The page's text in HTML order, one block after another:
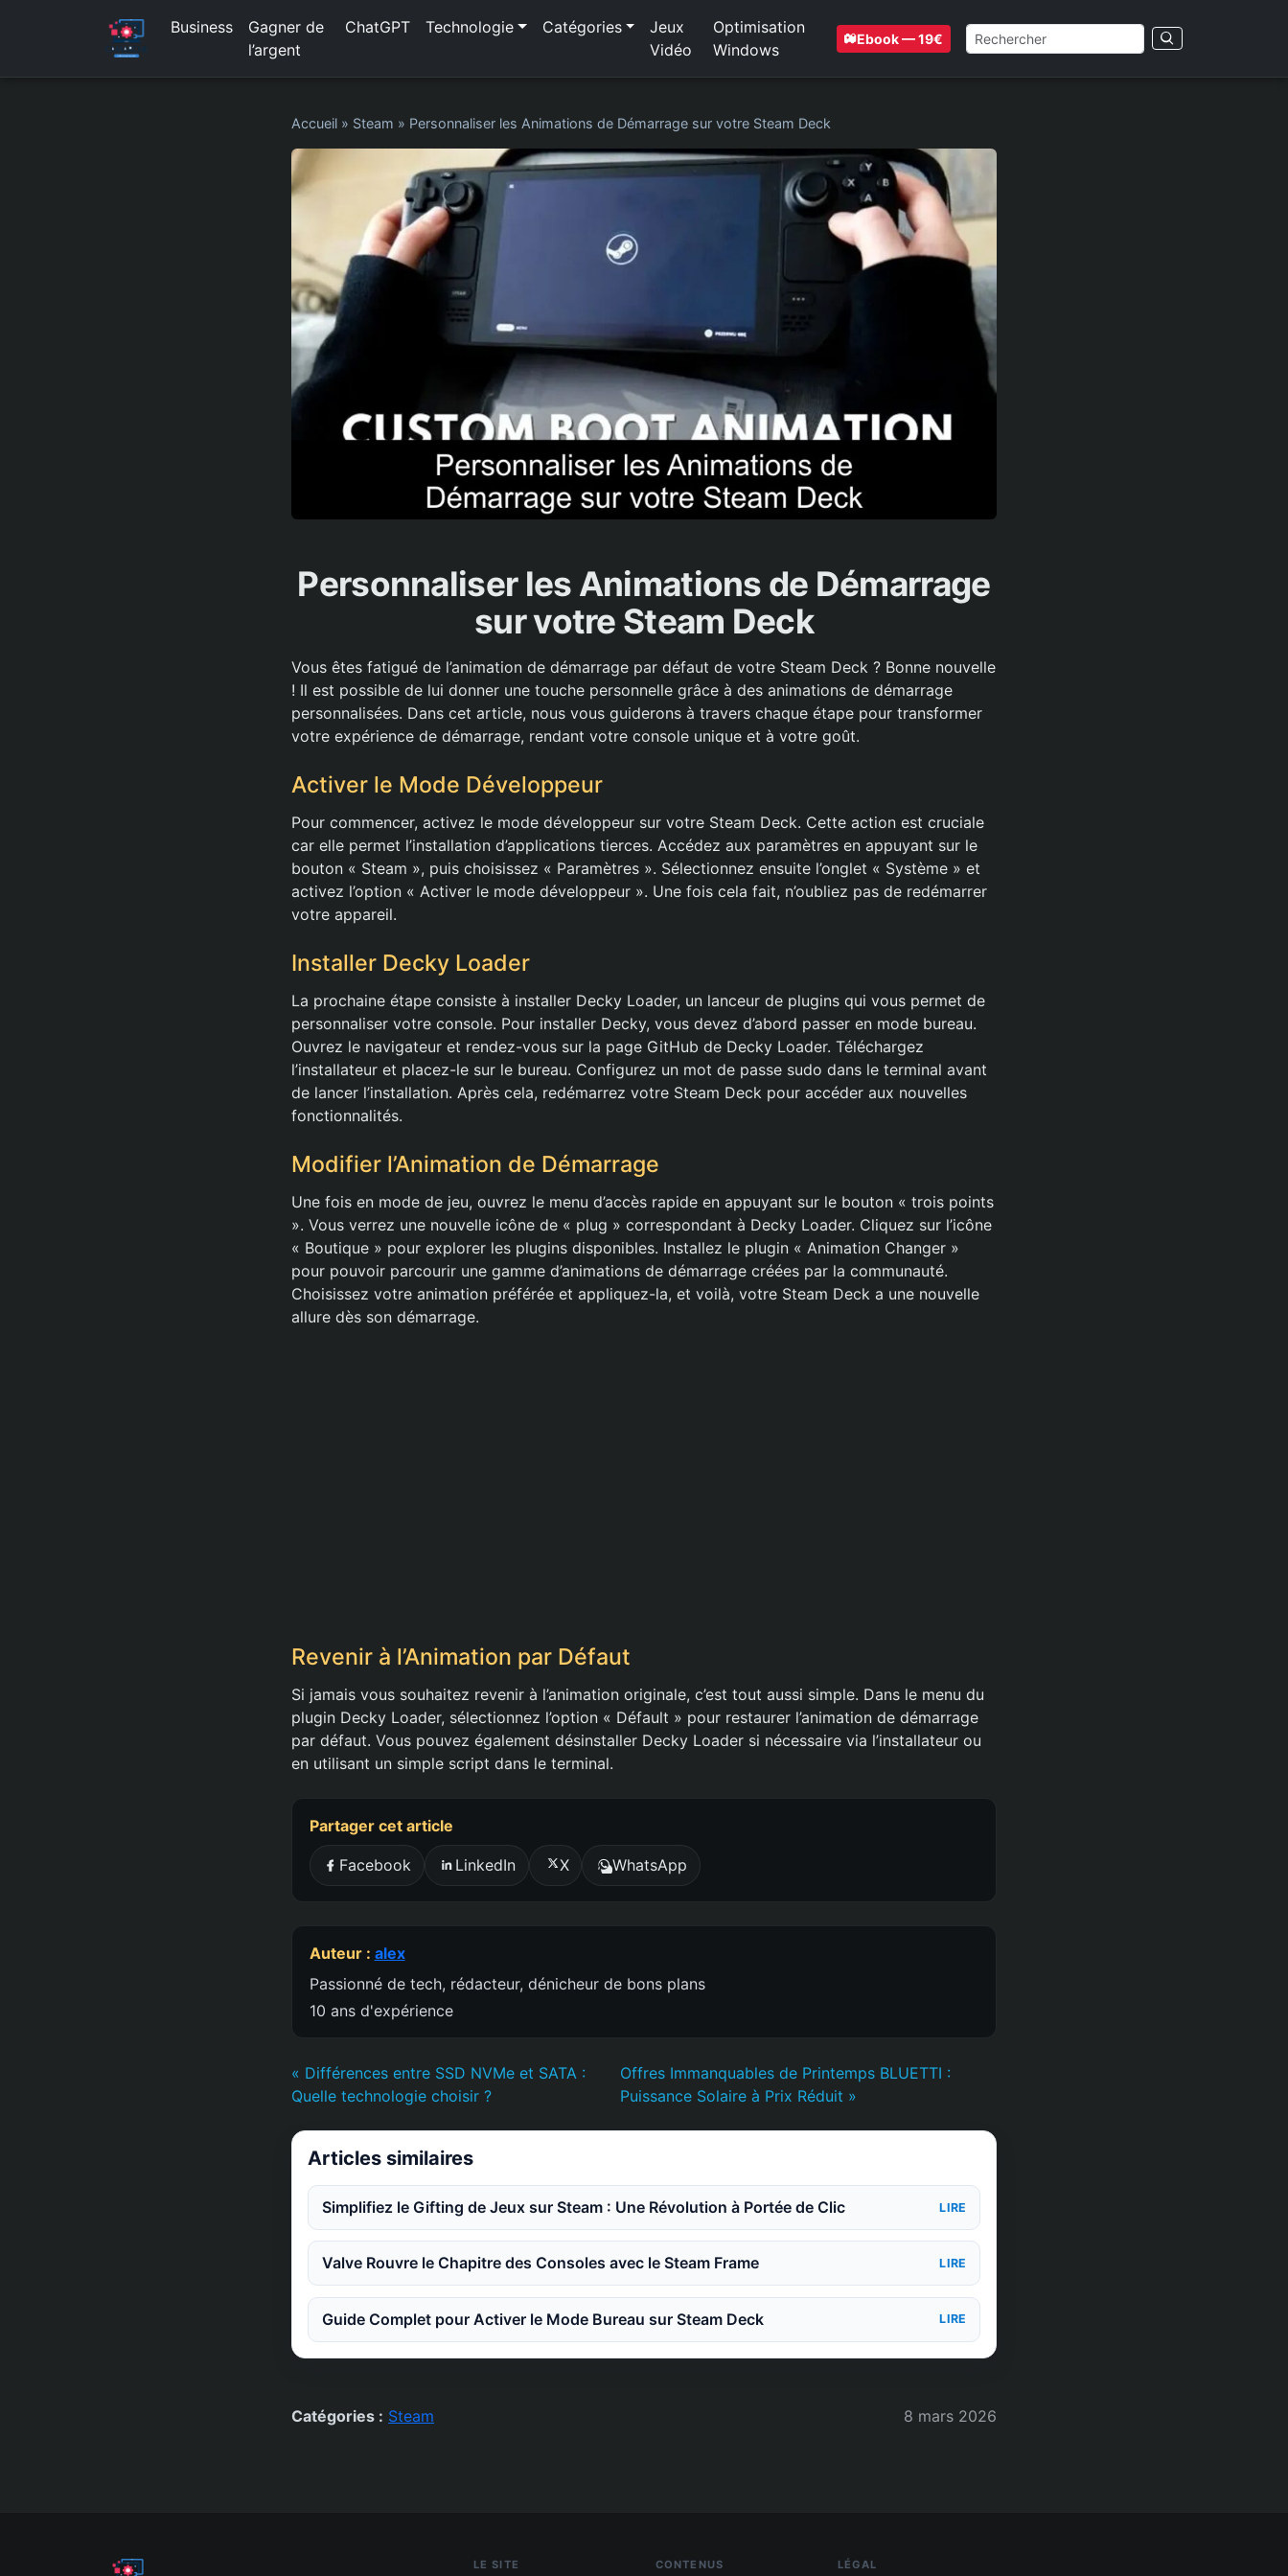
Business
Gagner de
l’argent
ChatGPT Technologie Catégories
Jeux
Vidéo
Optimisation
Windows
Ebook — 19€
Accueil » Steam » Personnaliser les Animations de Démarrage sur votre Steam Deck
Personnaliser les Animations de Démarrage
sur votre Steam Deck
Vous êtes fatigué de l’animation de démarrage par défaut de votre Steam Deck ? Bonne nouvelle
! Il est possible de lui donner une touche personnelle grâce à des animations de démarrage
personnalisées. Dans cet article, nous vous guiderons à travers chaque étape pour transformer
votre expérience de démarrage, rendant votre console unique et à votre goût.
Activer le Mode Développeur
Pour commencer, activez le mode développeur sur votre Steam Deck. Cette action est cruciale
car elle permet l’installation d’applications tierces. Accédez aux paramètres en appuyant sur le
bouton « Steam », puis choisissez « Paramètres ». Sélectionnez ensuite l’onglet « Système » et
activez l’option « Activer le mode développeur ». Une fois cela fait, n’oubliez pas de redémarrer
votre appareil.
Installer Decky Loader
La prochaine étape consiste à installer Decky Loader, un lanceur de plugins qui vous permet de
personnaliser votre console. Pour installer Decky, vous devez d’abord passer en mode bureau.
Ouvrez le navigateur et rendez-vous sur la page GitHub de Decky Loader. Téléchargez
l’installateur et placez-le sur le bureau. Configurez un mot de passe sudo dans le terminal avant
de lancer l’installation. Après cela, redémarrez votre Steam Deck pour accéder aux nouvelles
fonctionnalités.
Modifier l’Animation de Démarrage
Une fois en mode de jeu, ouvrez le menu d’accès rapide en appuyant sur le bouton « trois points
». Vous verrez une nouvelle icône de « plug » correspondant à Decky Loader. Cliquez sur l’icône
« Boutique » pour explorer les plugins disponibles. Installez le plugin « Animation Changer »
pour pouvoir parcourir une gamme d’animations de démarrage créées par la communauté.
Choisissez votre animation préférée et appliquez-la, et voilà, votre Steam Deck a une nouvelle
allure dès son démarrage.
Revenir à l’Animation par Défaut
Si jamais vous souhaitez revenir à l’animation originale, c’est tout aussi simple. Dans le menu du
plugin Decky Loader, sélectionnez l’option « Défault » pour restaurer l’animation de démarrage
par défaut. Vous pouvez également désinstaller Decky Loader si nécessaire via l’installateur ou
en utilisant un simple script dans le terminal.
Partager cet article
Facebook LinkedIn X WhatsApp
Auteur : alex
Passionné de tech, rédacteur, dénicheur de bons plans
10 ans d'expérience
« Différences entre SSD NVMe et SATA :
Quelle technologie choisir ?
Offres Immanquables de Printemps BLUETTI :
Puissance Solaire à Prix Réduit »
Articles similaires
Simplifiez le Gifting de Jeux sur Steam : Une Révolution à Portée de Clic LIRE
Valve Rouvre le Chapitre des Consoles avec le Steam Frame LIRE
Guide Complet pour Activer le Mode Bureau sur Steam Deck LIRE
Catégories : Steam 8 mars 2026
LE SITE CONTENUS LÉGAL